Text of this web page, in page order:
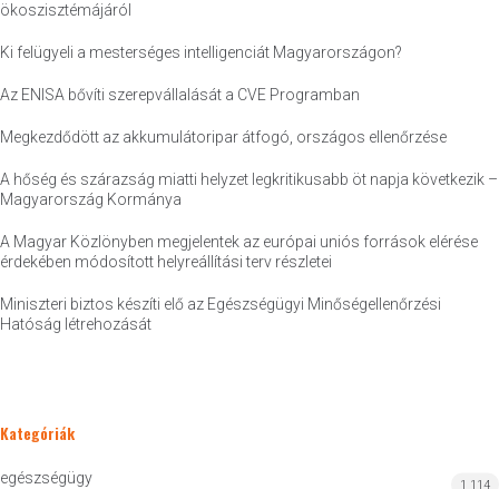
ökoszisztémájáról
Ki felügyeli a mesterséges intelligenciát Magyarországon?
Az ENISA bővíti szerepvállalását a CVE Programban
Megkezdődött az akkumulátoripar átfogó, országos ellenőrzése
A hőség és szárazság miatti helyzet legkritikusabb öt napja következik –
Magyarország Kormánya
A Magyar Közlönyben megjelentek az európai uniós források elérése
érdekében módosított helyreállítási terv részletei
Miniszteri biztos készíti elő az Egészségügyi Minőségellenőrzési
Hatóság létrehozását
Kategóriák
egészségügy 1 114